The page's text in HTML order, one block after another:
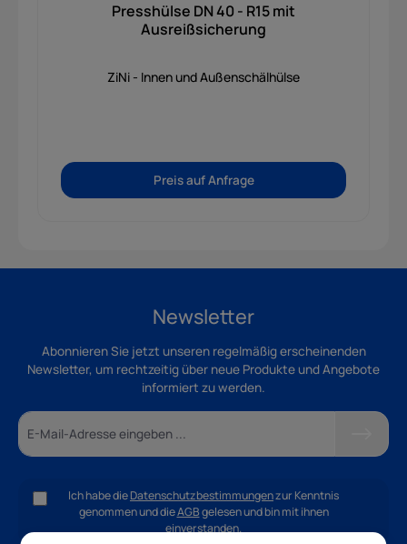
Presshülse DN 40 - R15 mit
Ausreißsicherung
ZiNi - Innen und Außenschälhülse
Preis auf Anfrage
Newsletter
Abonnieren Sie jetzt unseren regelmäßig erscheinenden
Newsletter, um rechtzeitig über neue Produkte und Angebote
informiert zu werden.
Ich habe dieDatenschutzbestimmungenzur Kenntnis
genommen und dieAGBgelesen und bin mit ihnen
einverstanden.